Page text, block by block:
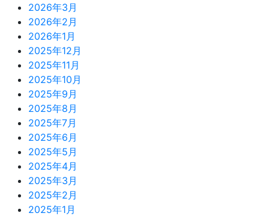
2026年3月
2026年2月
2026年1月
2025年12月
2025年11月
2025年10月
2025年9月
2025年8月
2025年7月
2025年6月
2025年5月
2025年4月
2025年3月
2025年2月
2025年1月